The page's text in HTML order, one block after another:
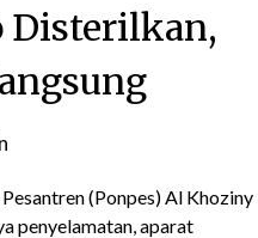
Disterilkan,
(Ponpes) Al Khoziny
penyelamatan, aparat